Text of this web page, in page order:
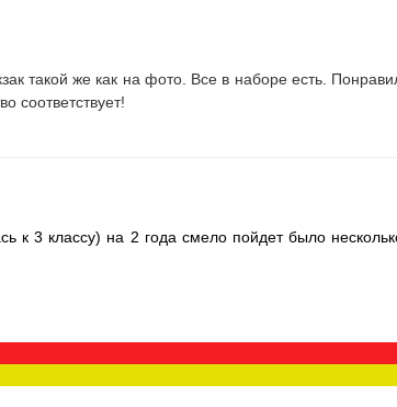
такой же как на фото. Все в наборе есть.
соответствует!
к 3 классу) на 2 года смело пойдет было